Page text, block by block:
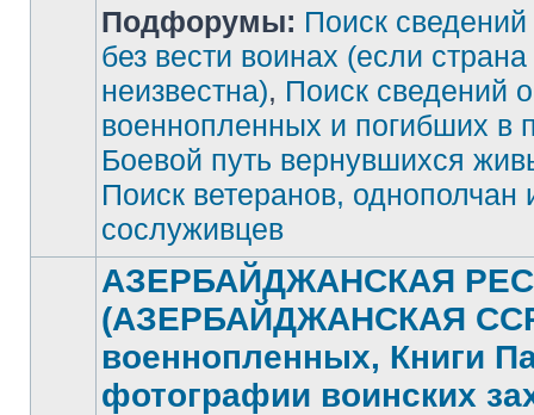
Нет
непрочитанных
сообщений
Подфорумы: Поиск
без вести воинах (если
неизвестна), Поиск сведений о
военнопленных и погибших в
Боевой путь вернувшихся
Поиск ветеранов, однополчан
сослуживцев
АЗЕРБАЙДЖАНСКАЯ
(АЗЕРБАЙДЖАНСКАЯ
военнопленных, Книги
фотографии воинских